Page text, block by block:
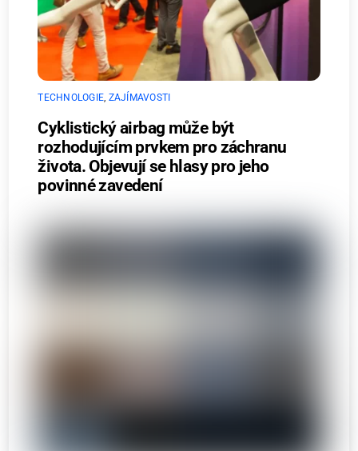
TECHNOLOGIE, ZAJÍMAVOSTI
Cyklistický airbag může být
rozhodujícím prvkem pro záchranu
života. Objevují se hlasy pro jeho
povinné zavedení